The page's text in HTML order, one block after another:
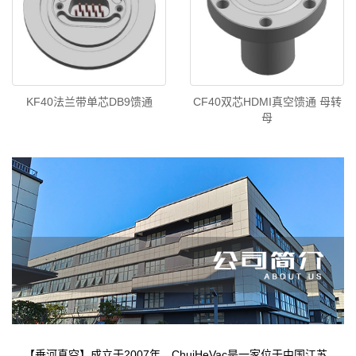
KF40法兰带单芯DB9馈通
CF40双芯HDMI真空馈通 母转
母